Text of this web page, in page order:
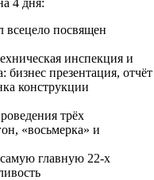
всецело посвящен
инспекция и
бизнес презентация, отчёт
конструкции
трёх
«восьмерка» и
главную 22-х